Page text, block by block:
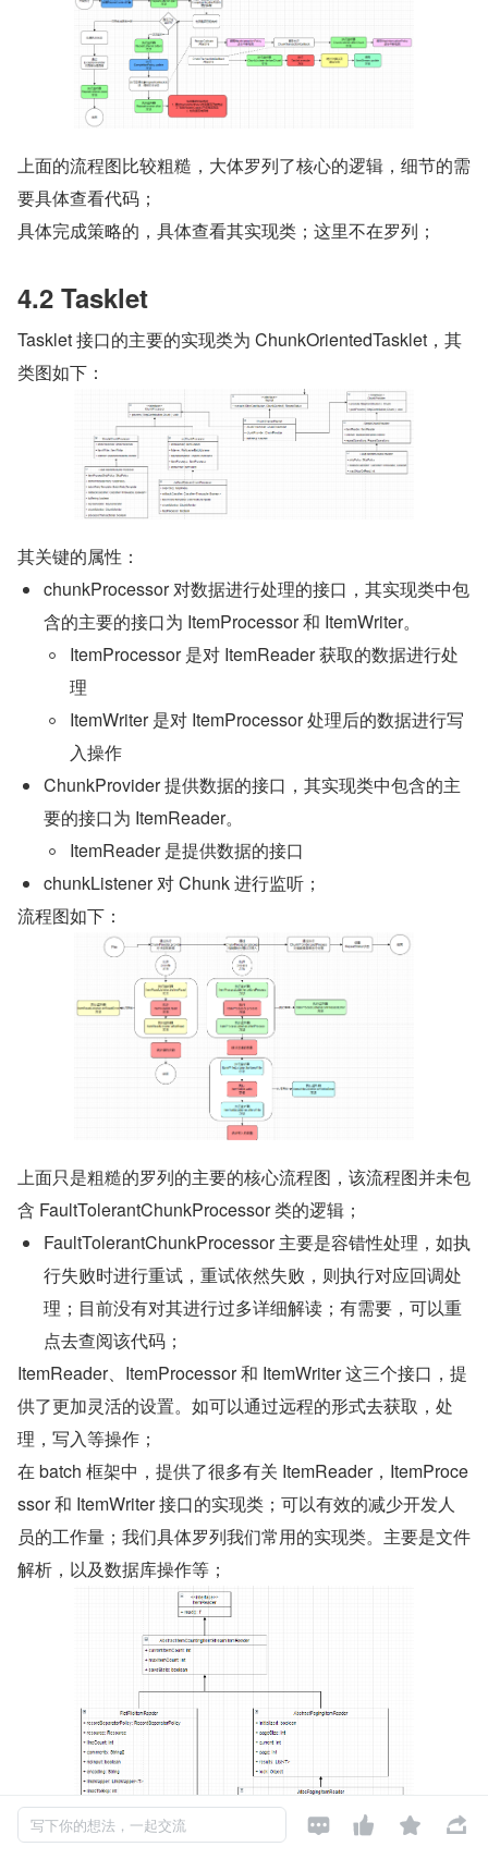
上面的流程图比较粗糙，大体罗列了核心的逻辑，细节的需
要具体查看代码；
具体完成策略的，具体查看其实现类；这里不在罗列；
4.2 Tasklet
Tasklet 接口的主要的实现类为 ChunkOrientedTasklet，其
类图如下：
其关键的属性：
chunkProcessor 对数据进行处理的接口，其实现类中包
含的主要的接口为 ItemProcessor 和 ItemWriter。
ItemProcessor 是对 ItemReader 获取的数据进行处
理
ItemWriter 是对 ItemProcessor 处理后的数据进行写
入操作
ChunkProvider 提供数据的接口，其实现类中包含的主
要的接口为 ItemReader。
ItemReader 是提供数据的接口
chunkListener 对 Chunk 进行监听；
流程图如下：
上面只是粗糙的罗列的主要的核心流程图，该流程图并未包
含 FaultTolerantChunkProcessor 类的逻辑；
FaultTolerantChunkProcessor 主要是容错性处理，如执
行失败时进行重试，重试依然失败，则执行对应回调处
理；目前没有对其进行过多详细解读；有需要，可以重
点去查阅该代码；
ItemReader、ItemProcessor 和 ItemWriter 这三个接口，提
供了更加灵活的设置。如可以通过远程的形式去获取，处
理，写入等操作；
在 batch 框架中，提供了很多有关 ItemReader，ItemProce
ssor 和 ItemWriter 接口的实现类；可以有效的减少开发人
员的工作量；我们具体罗列我们常用的实现类。主要是文件
解析，以及数据库操作等；
写下你的想法，一起交流    